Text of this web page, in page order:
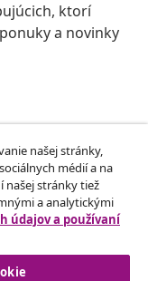
ktorí
a novinky
objednávky.
našej stránky,
médií a na
našej stránky tiež
a analytickými
údajov a používaní